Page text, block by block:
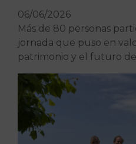
06/06/2026
Más de 80 personas
jornada que puso en
patrimonio y el futuro